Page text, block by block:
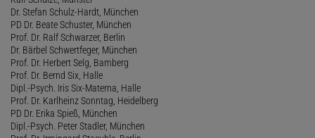
Dr. Stefan Schulz-Hardt, München
PD Dr. Beate Schuster, München
Prof. Dr. Ralf Schwarzer, Berlin
Dr. Bärbel Schwertfeger, München
Prof. Dr. Herbert Selg, Bamberg
Prof. Dr. Bernd Six, Halle
Dipl.-Psych. Iris Six-Materna, Halle
Prof. Dr. Karlheinz Sonntag, Heidelberg
PD Dr. Erika Spieß, München
Dipl.-Psych. Peter Stadler, München